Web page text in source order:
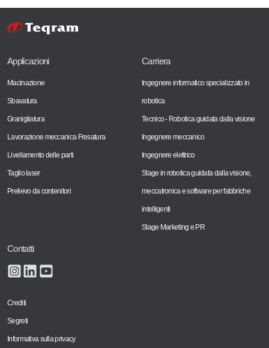
Applicazioni
Macinazione
Sbavatura
Granigliatura
Lavorazione meccanica Fresatura
Livellamento delle parti
Taglio laser
Prelievo da contenitori
Carriera
Ingegnere informatico specializzato in
robotica
Tecnico - Robotica guidata dalla visione
Ingegnere meccanico
Ingegnere elettrico
Stage in robotica guidata dalla visione,
meccatronica e software per fabbriche
intelligenti
Stage Marketing e PR
Contatti
Crediti
Segreti
Informativa sulla privacy